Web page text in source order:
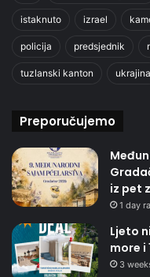
istaknuto izrael
policija predsjednik
tuzlanski kanton ukrajina
Preporučujemo
iz pet
1 day
Ljeto
more i
3